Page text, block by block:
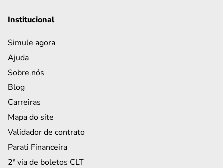
Institucional
Simule agora
Ajuda
Sobre nós
Blog
Carreiras
Mapa do site
Validador de contrato
Parati Financeira
2ª via de boletos CLT